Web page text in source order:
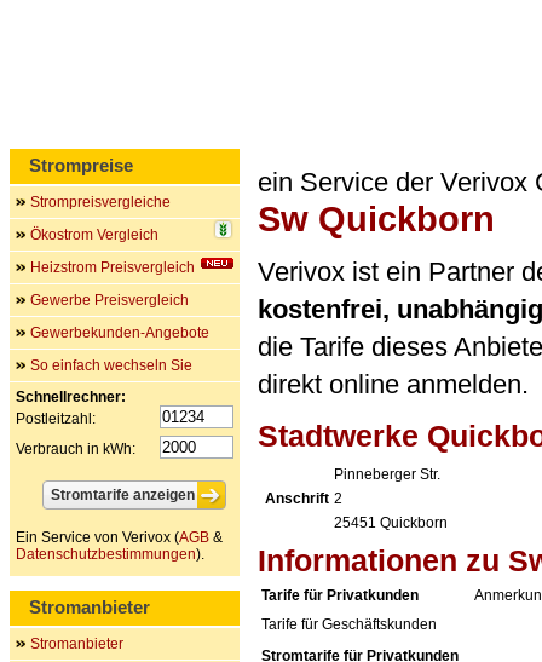
ein Service der Verivox
Sw Quickborn
Verivox ist ein Partner
kostenfrei,
die Tarife dieses
direkt online anmelden.
Stadtwerke
Anschrift
Pinneberger Str.
2
25451 Quickborn
Informationen zu
Tarife für Privatkunden
Tarife für Geschäftskunden
Stromtarife für Privatkunden
Strompreise
Strompreisvergleiche
Ökostrom Vergleich
Heizstrom Preisvergleich
Gewerbe Preisvergleich
Gewerbekunden-Angebote
So einfach wechseln Sie
Schnellrechner:
Postleitzahl:
Verbrauch in kWh:
Ein Service von Verivox (AGB &
Datenschutzbestimmungen).
Stromanbieter
Stromanbieter